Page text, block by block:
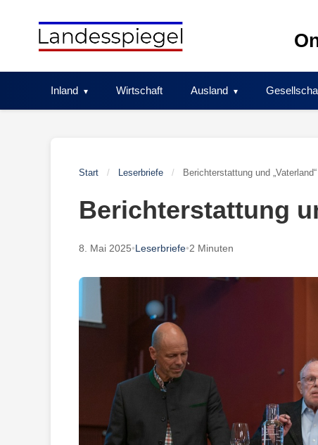
Inland Wirtschaft Ausland
Start / Leserbriefe / Berichterstattung und „Vaterland“
Berichterstattung
8. Mai 2025•Leserbriefe•2 Minuten